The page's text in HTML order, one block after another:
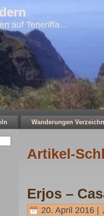
auf Teneriffa…
Wanderungen
Artikel-
Erjos –
20. April 2016 |